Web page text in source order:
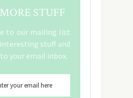
STUFF
to our mailing list
stuff and
your email inbox.